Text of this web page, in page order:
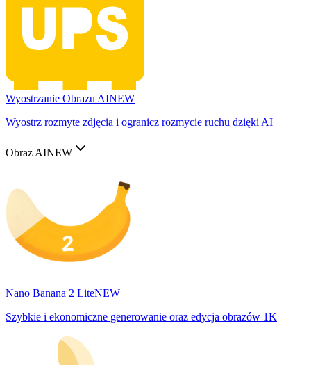
Wyostrzanie Obrazu AINEW
Wyostrz rozmyte zdjęcia i ogranicz rozmycie ruchu dzięki AI
Obraz AINEW
Nano Banana 2 LiteNEW
Szybkie i ekonomiczne generowanie oraz edycja obrazów 1K